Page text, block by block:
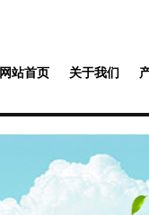
网站首页 关于我们